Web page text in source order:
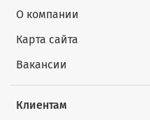
О компании
Карта сайта
Вакансии
Клиентам